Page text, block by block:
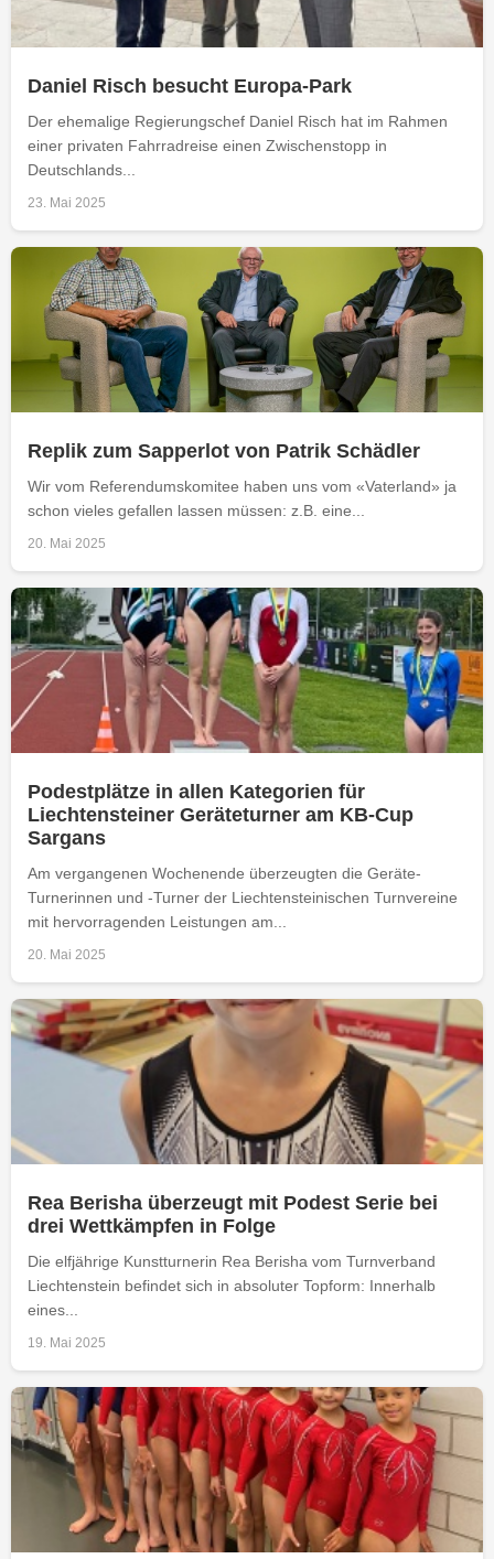
Daniel Risch besucht Europa-Park
Der ehemalige Regierungschef Daniel Risch hat im Rahmen
einer privaten Fahrradreise einen Zwischenstopp in
Deutschlands...
23. Mai 2025
Replik zum Sapperlot von Patrik Schädler
Wir vom Referendumskomitee haben uns vom «Vaterland» ja
schon vieles gefallen lassen müssen: z.B. eine...
20. Mai 2025
Podestplätze in allen Kategorien für
Liechtensteiner Geräteturner am KB-Cup
Sargans
Am vergangenen Wochenende überzeugten die Geräte-
Turnerinnen und -Turner der Liechtensteinischen Turnvereine
mit hervorragenden Leistungen am...
20. Mai 2025
Rea Berisha überzeugt mit Podest Serie bei
drei Wettkämpfen in Folge
Die elfjährige Kunstturnerin Rea Berisha vom Turnverband
Liechtenstein befindet sich in absoluter Topform: Innerhalb
eines...
19. Mai 2025